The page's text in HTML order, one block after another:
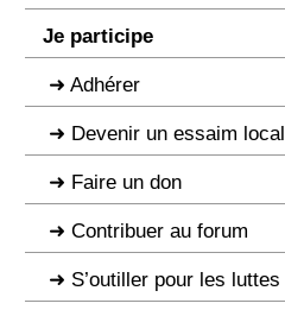
Je participe
Adhérer
Devenir un essaim local
Faire un don
Contribuer au forum
S’outiller pour les luttes